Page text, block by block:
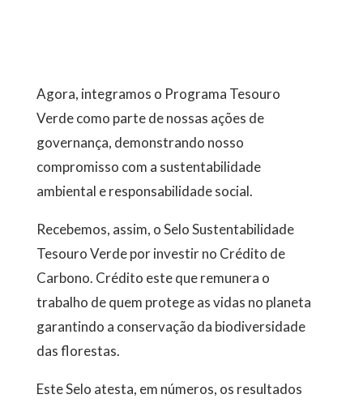
Agora, integramos o Programa Tesouro
Verde como parte de nossas ações de
governança, demonstrando nosso
compromisso com a sustentabilidade
ambiental e responsabilidade social.
Recebemos, assim, o Selo Sustentabilidade
Tesouro Verde por investir no Crédito de
Carbono. Crédito este que remunera o
trabalho de quem protege as vidas no planeta
garantindo a conservação da biodiversidade
das florestas.
Este Selo atesta, em números, os resultados